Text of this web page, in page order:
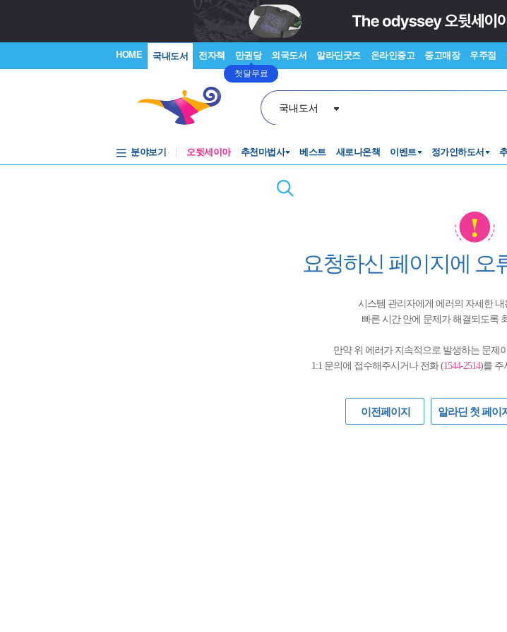
HOME 국내도서 전자책 만권당
첫달무료
외국도서 알라딘굿즈 온라인중고 중고매장 우주점
국내도서
분야보기 오뒷세이아 추천마법사 베스트 새로나온책 이벤트 정가인하도서
요청하신 페이지에 오
시스템 관리자에게 에러의 자세한
빠른 시간 안에 문제가 해결되도록
만약 위 에러가 지속적으로 발생하는 문제
1:1 문의에 접수해주시거나 전화 (1544-2514)를 주
이전페이지 알라딘 첫 페이